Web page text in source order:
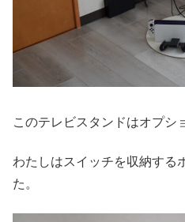
このテレビスタンドはオプシ
わたしはスイッチを収納する
た。